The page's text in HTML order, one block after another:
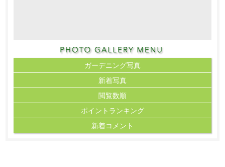
ガーデニング写真
新着写真
閲覧数順
ポイント ランキング
新着コメント